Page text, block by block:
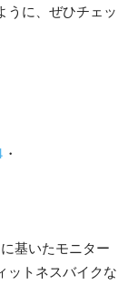
うに、ぜひチェッ
・
基いたモニター
ットネスバイクな